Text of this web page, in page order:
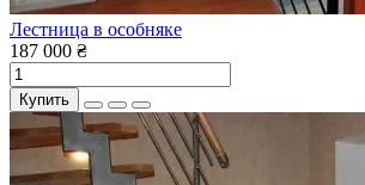
Лестница в особняке
187 000 ₴
Купить